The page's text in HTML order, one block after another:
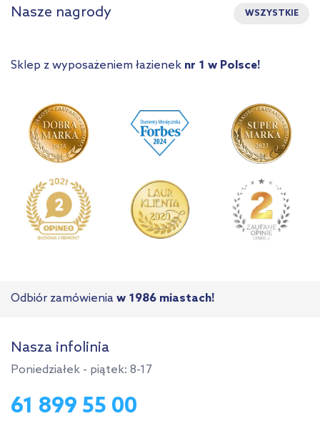
Nasze nagrody WSZYSTKIE
Sklep z wyposażeniem łazienek nr 1 w Polsce!
Odbiór zamówienia w 1986 miastach!
Nasza infolinia
Poniedziałek - piątek: 8-17
61 899 55 00